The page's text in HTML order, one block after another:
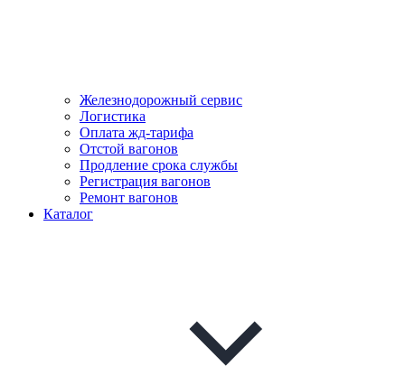
Железнодорожный сервис
Логистика
Оплата жд-тарифа
Отстой вагонов
Продление срока службы
Регистрация вагонов
Ремонт вагонов
Каталог